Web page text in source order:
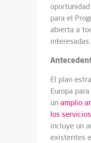
para el
abierta a
interesadas.
El plan
Europa
un amplio
los
incluye un
existentes